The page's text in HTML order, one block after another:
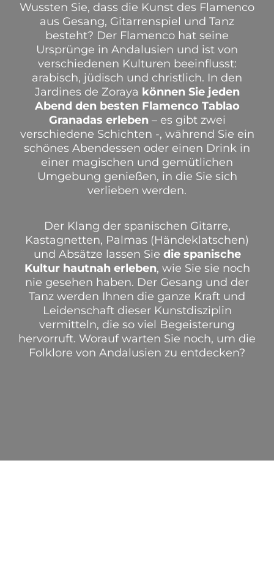
Wussten Sie, dass die Kunst des Flamenco
aus Gesang, Gitarrenspiel und Tanz
besteht? Der Flamenco hat seine
Ursprünge in Andalusien und ist von
verschiedenen Kulturen beeinflusst:
arabisch, jüdisch und christlich. In den
Jardines de Zoraya können Sie jeden
Abend den besten Flamenco Tablao
Granadas erleben– es gibt zwei
verschiedene Schichten -, während Sie ein
schönes Abendessen oder einen Drink in
einer magischen und gemütlichen
Umgebung genießen, in die Sie sich
verlieben werden.
Der Klang der spanischen Gitarre,
Kastagnetten, Palmas (Händeklatschen)
und Absätze lassen Sie die spanische
Kultur hautnah erleben, wie Sie sie noch
nie gesehen haben. Der Gesang und der
Tanz werden Ihnen die ganze Kraft und
Leidenschaft dieser Kunstdisziplin
vermitteln, die so viel Begeisterung
hervorruft. Worauf warten Sie noch, um die
Folklore von Andalusien zu entdecken?